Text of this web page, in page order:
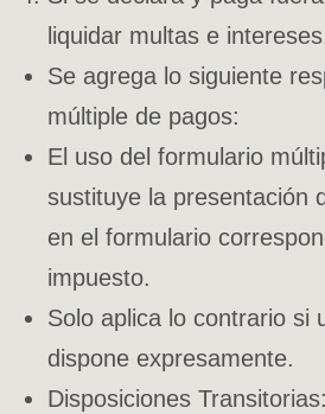
liquidar multas e
Se agrega lo siguiente
múltiple de pagos:
El uso del formulario
sustituye la presentación
en el formulario
impuesto.
Solo aplica lo contrario si
dispone expresamente.
Disposiciones Transitorias: